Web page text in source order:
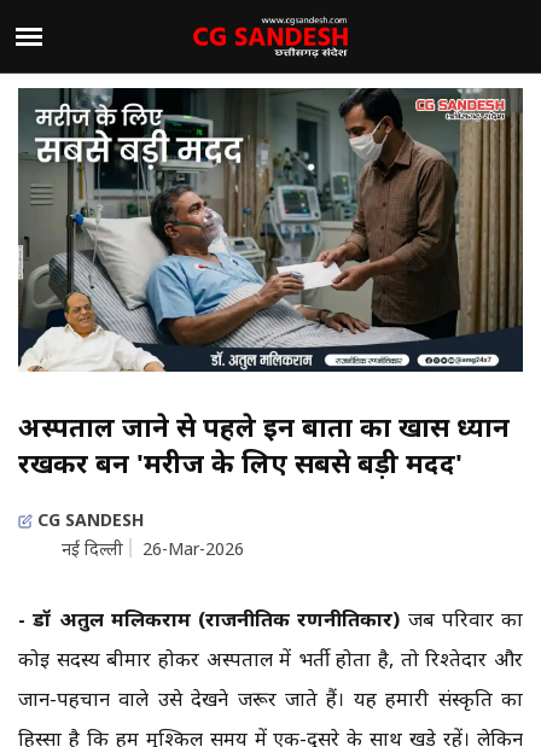
अस्पताल जाने से पहले इन बातों का खास ध्यान
रखकर बनें 'मरीज के लिए सबसे बड़ी मदद'
CG SANDESH
नई दिल्ली
26-Mar-2026
- डॉ अतुल मलिकराम (राजनीतिक रणनीतिकार) जब परिवार का
कोई सदस्य बीमार होकर अस्पताल में भर्ती होता है, तो रिश्तेदार और
जान-पहचान वाले उसे देखने जरूर जाते हैं। यह हमारी संस्कृति का
हिस्सा है कि हम मुश्किल समय में एक-दूसरे के साथ खड़े रहें। लेकिन